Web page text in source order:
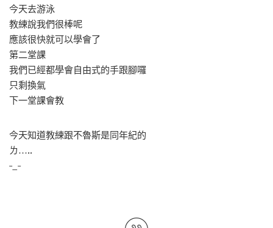
今天去游泳
教練說我們很棒呢
應該很快就可以學會了
第二堂課
我們已經都學會自由式的手跟腳囉
只剩換氣
下一堂課會教
今天知道教練跟不魯斯是同年紀的
ㄌ…..
-_-